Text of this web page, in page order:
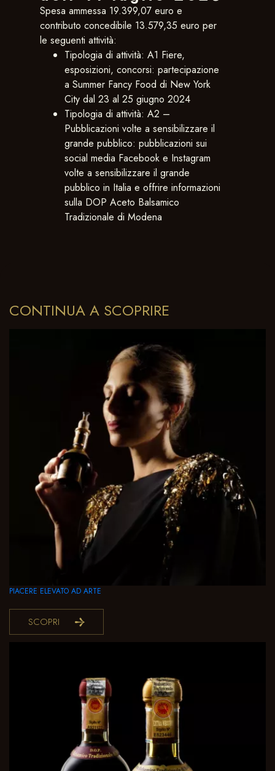
Spesa ammessa 19.399,07 euro e
contributo concedibile 13.579,35 euro per
le seguenti attività:
Tipologia di attività: A1 Fiere,
esposizioni, concorsi: partecipazione
a Summer Fancy Food di New York
City dal 23 al 25 giugno 2024
Tipologia di attività: A2 –
Pubblicazioni volte a sensibilizzare il
grande pubblico: pubblicazioni sui
social media Facebook e Instagram
volte a sensibilizzare il grande
pubblico in Italia e offrire informazioni
sulla DOP Aceto Balsamico
Tradizionale di Modena
CONTINUA A SCOPRIRE
PIACERE ELEVATO AD ARTE
SCOPRI